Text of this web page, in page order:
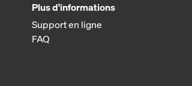
Plus d'informations
Support en ligne
FAQ